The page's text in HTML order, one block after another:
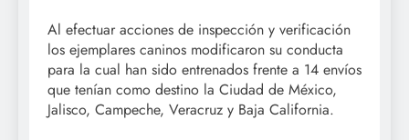
Al efectuar acciones de inspección y verificación
los ejemplares caninos modificaron su conducta
para la cual han sido entrenados frente a 14 envíos
que tenían como destino la Ciudad de México,
Jalisco, Campeche, Veracruz y Baja California.